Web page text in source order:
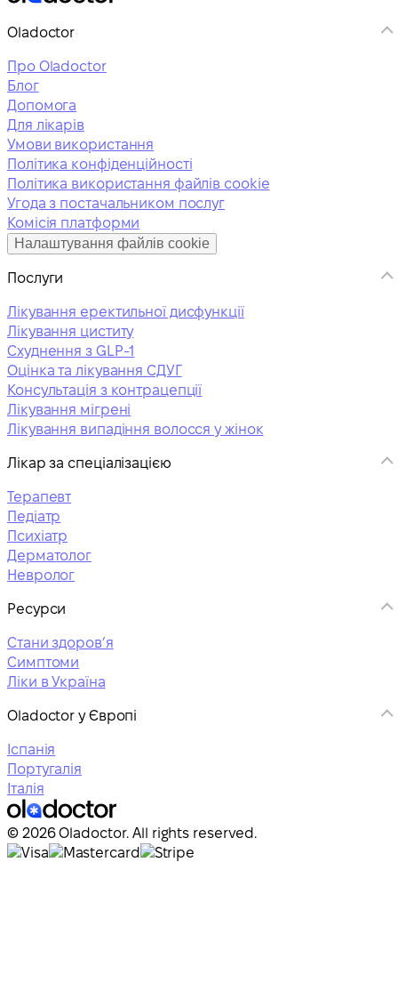
Oladoctor
Про Oladoctor
Блог
Допомога
Для лікарів
Умови використання
Політика конфіденційності
Політика використання файлів cookie
Угода з постачальником послуг
Комісія платформи
Налаштування файлів cookie
Послуги
Лікування еректильної дисфункції
Лікування циститу
Схуднення з GLP-1
Оцінка та лікування СДУГ
Консультація з контрацепції
Лікування мігрені
Лікування випадіння волосся у жінок
Лікар за спеціалізацією
Терапевт
Педіатр
Психіатр
Дерматолог
Невролог
Ресурси
Стани здоровʼя
Симптоми
Ліки в Україна
Oladoctor у Європі
Іспанія
Португалія
Італія
© 2026 Oladoctor. All rights reserved.